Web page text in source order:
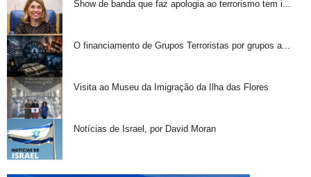
Show de banda que faz apologia ao terrorismo tem i...
O financiamento de Grupos Terroristas por grupos a...
Visita ao Museu da Imigração da Ilha das Flores
Notícias de Israel, por David Moran